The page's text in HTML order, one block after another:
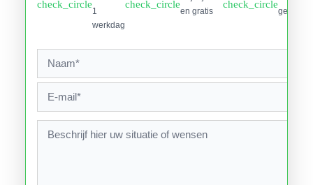
check_circle
1
werkdag
check_circle
en gratis
check_circle